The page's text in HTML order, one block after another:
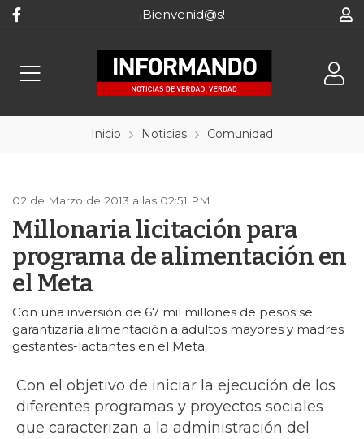
¡Bienvenid@s!
Inicio Noticias Comunidad
02 de Marzo de 2013 a las 02:51 PM
Millonaria licitación para
programa de alimentación en
el Meta
Con una inversión de 67 mil millones de pesos se
garantizaría alimentación a adultos mayores y madres
gestantes-lactantes en el Meta.
Con el objetivo de iniciar la ejecución de los
diferentes programas y proyectos sociales
que caracterizan a la administración del